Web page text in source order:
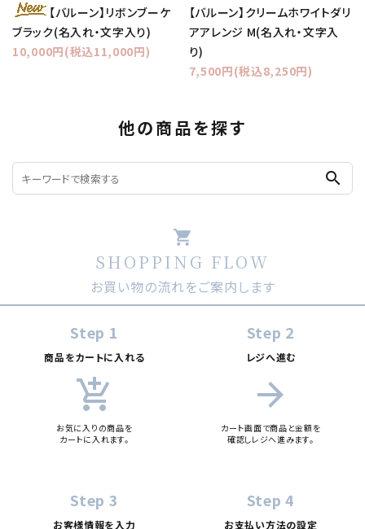
【バルーン】リボンブーケ
ブラック(名入れ・文字入り)
10,000円(税込11,000円)
【バルーン】クリームホワイトダリ
アアレンジ M(名入れ・文字入
り)
7,500円(税込8,250円)
他の商品を探す
search
shopping_cart
SHOPPING FLOW
お買い物の流れをご案内します
Step 1
商品をカートに入れる
add_shopping_cart
お気に入りの商品を
カートに入れます。
Step 2
レジへ進む
arrow_forward
カート画面で商品と金額を
確認しレジへ進みます。
Step 3
お客様情報を入力
Step 4
お支払い方法の設定